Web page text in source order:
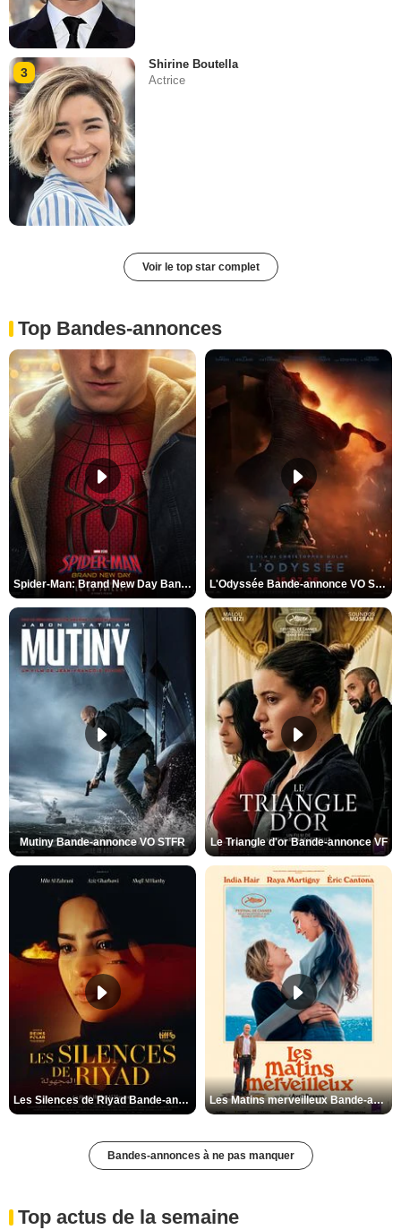
3
Shirine Boutella
Actrice
Voir le top star complet
Top Bandes-annonces
Spider-Man: Brand New Day Bande-annonce VO STFR L'Odyssée Bande-annonce VO STFR
Mutiny Bande-annonce VO STFR Le Triangle d'or Bande-annonce VF
Les Silences de Riyad Bande-annonce VO STFR Les Matins merveilleux Bande-annonce VF
Bandes-annonces à ne pas manquer
Top actus de la semaine